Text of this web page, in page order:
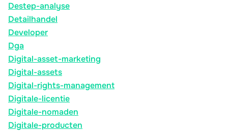
Destep-analyse
Detailhandel
Developer
Dga
Digital-asset-marketing
Digital-assets
Digital-rights-management
Digitale-licentie
Digitale-nomaden
Digitale-producten